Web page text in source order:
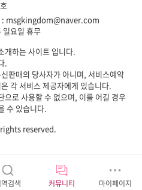
검색 커뮤니티 마이페이지
: msgkingdom@naver.com
개하는 사이트 입니다.
.
판매의 당사자가 아니며, 서비스예약
각 서비스 제공자에게 있습니다.
으로 사용할 수 없으며, 이를 어길 경우
수 있습니다.
reserved.